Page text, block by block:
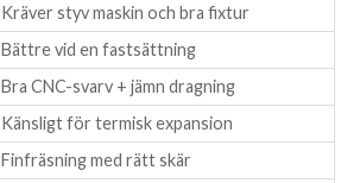
Kräver styv maskin och bra fixtur
Bättre vid en fastsättning
Bra CNC-svarv + jämn dragning
Känsligt för termisk expansion
Finfräsning med rätt skär